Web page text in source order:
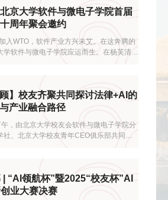
京大学软件与微电子学院首届
周年聚会邀约
入WTO，软件产业方兴未艾。在这奔腾的
学软件与微电子学院应运而生。在杨芙清院
长的引领下，一群怀揣梦想的青年相聚于北
同挥洒青春，相伴成长。
顾】校友齐聚共同探讨法律+AI的
产业融合路径
，由北京大学校友会软件与微电子学院分
社、北京大学校友青年CEO俱乐部共同组
聚力・破局成长”AI法律沙龙，在北京大学
。本次沙龙汇聚了来自学术界、技术界、
相关专家，系统探讨了法律人工智能的应用
规挑战，并就法律科技协同生态的未...
“AI领航杯”暨2025“校友杯”AI
业大赛决赛